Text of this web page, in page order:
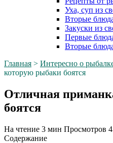
Уха, суп из
Вторые
Закуски из
Первые
Вторые
Главная > Интересно о
которую рыбаки боятся
Отличная
боятся
На чтение 3 мин Просмотров
Содержание